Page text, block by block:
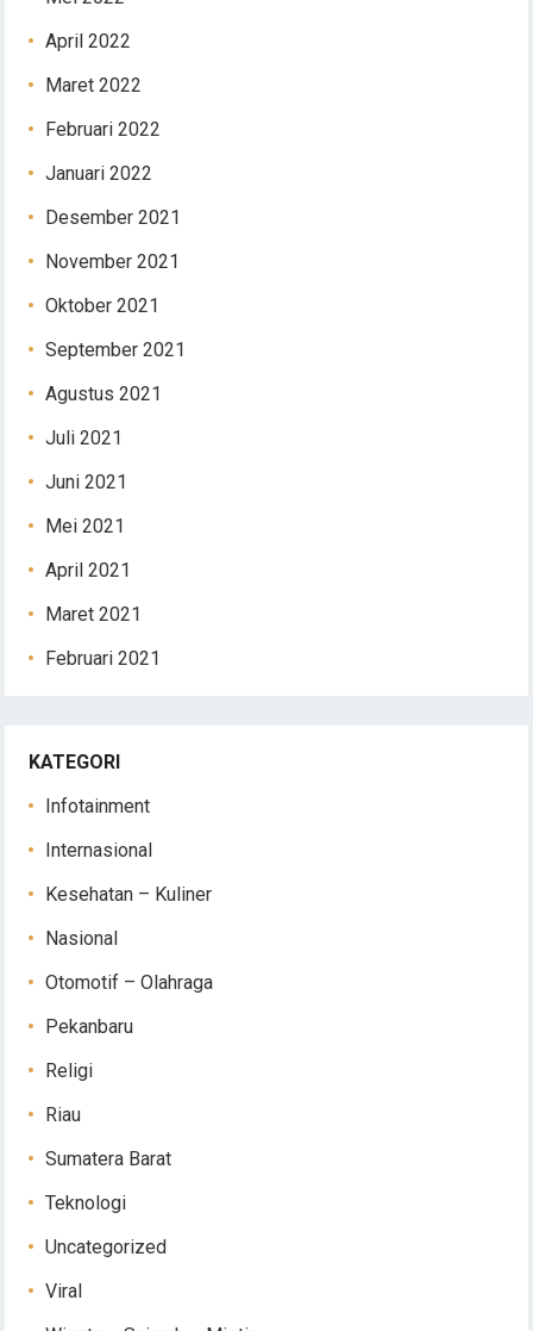
April 2022
Maret 2022
Februari 2022
Januari 2022
Desember 2021
November 2021
Oktober 2021
September 2021
Agustus 2021
Juli 2021
Juni 2021
Mei 2021
April 2021
Maret 2021
Februari 2021
KATEGORI
Infotainment
Internasional
Kesehatan – Kuliner
Nasional
Otomotif – Olahraga
Pekanbaru
Religi
Riau
Sumatera Barat
Teknologi
Uncategorized
Viral